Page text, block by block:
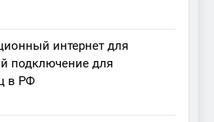
интернет для
подключение для
в РФ